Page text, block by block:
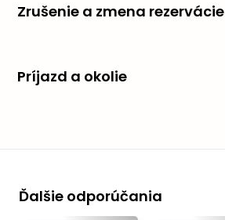
Zrušenie a zmena rezervácie
Príjazd a okolie
Ďalšie odporúčania